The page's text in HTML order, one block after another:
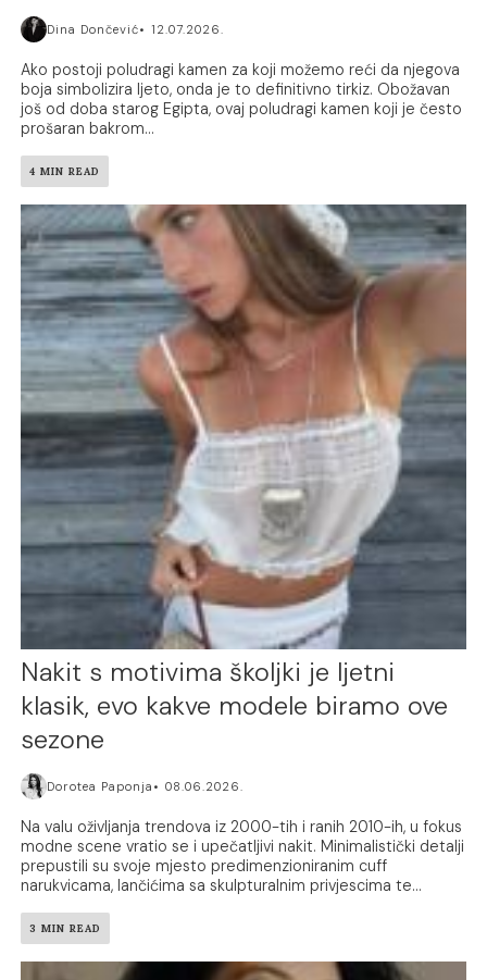
Dina Dončević 12.07.2026.
Ako postoji poludragi kamen za koji možemo reći da njegova
boja simbolizira ljeto, onda je to definitivno tirkiz. Obožavan
još od doba starog Egipta, ovaj poludragi kamen koji je često
prošaran bakrom...
4 MIN READ
Nakit s motivima školjki je ljetni
klasik, evo kakve modele biramo ove
sezone
Dorotea Paponja 08.06.2026.
Na valu oživljanja trendova iz 2000-tih i ranih 2010-ih, u fokus
modne scene vratio se i upečatljivi nakit. Minimalistički detalji
prepustili su svoje mjesto predimenzioniranim cuff
narukvicama, lančićima sa skulpturalnim privjescima te...
3 MIN READ